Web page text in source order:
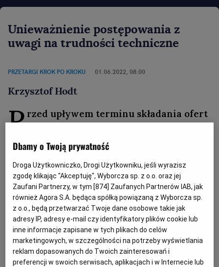
Unieważnienie postępowania z
uwagi na trudności techniczne
PRZETARGI KROK PO KROKU 01.06.2022, 08:00
Krzysztof Hodt
P rzed upływem terminu składania ofert
postępowanie na podstawie art. 256 ustawy
Pytanie:
Zamawiającynie ma możliwości zmiany ogłoszenia,
gdyż od tygodnia w systemie pojawia się błąd. W
związku z tym nie może zmienić też dokumentacji i
odpowiedzieć na pytania wykonawców. Za chwilę
mijatermin składania ofert. Co zamawiający
Dbamy o Twoją prywatność
Droga Użytkowniczko, Drogi Użytkowniku, jeśli wyrazisz
zgodę klikając "Akceptuję", Wyborcza sp. z o.o. oraz jej
Zaufani Partnerzy, w tym [874] Zaufanych Partnerów IAB, jak
również Agora S.A. będąca spółką powiązaną z Wyborcza sp.
z o.o., będą przetwarzać Twoje dane osobowe takie jak
adresy IP, adresy e-mail czy identyfikatory plików cookie lub
inne informacje zapisane w tych plikach do celów
marketingowych, w szczególności na potrzeby wyświetlania
reklam dopasowanych do Twoich zainteresowań i
preferencji w swoich serwisach, aplikacjach i w Internecie lub